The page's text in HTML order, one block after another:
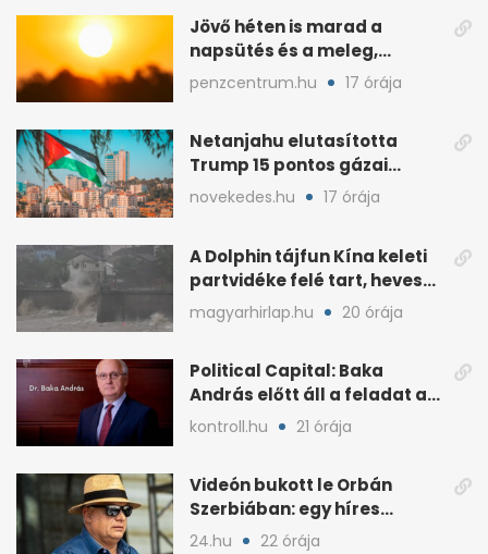
Jövő héten is marad a
napsütés és a meleg,
midweek jöhet enyhülés
penzcentrum.hu 17 órája
Netanjahu elutasította
Trump 15 pontos gázai
béketervét
novekedes.hu 17 órája
A Dolphin tájfun Kína keleti
partvidéke felé tart, heves
esőkkel
magyarhirlap.hu 20 órája
Political Capital: Baka
András előtt áll a feladat az
elnöki tekintélyért
kontroll.hu 21 órája
Videón bukott le Orbán
Szerbiában: egy híres
milliárdossal nyaral
24.hu 22 órája